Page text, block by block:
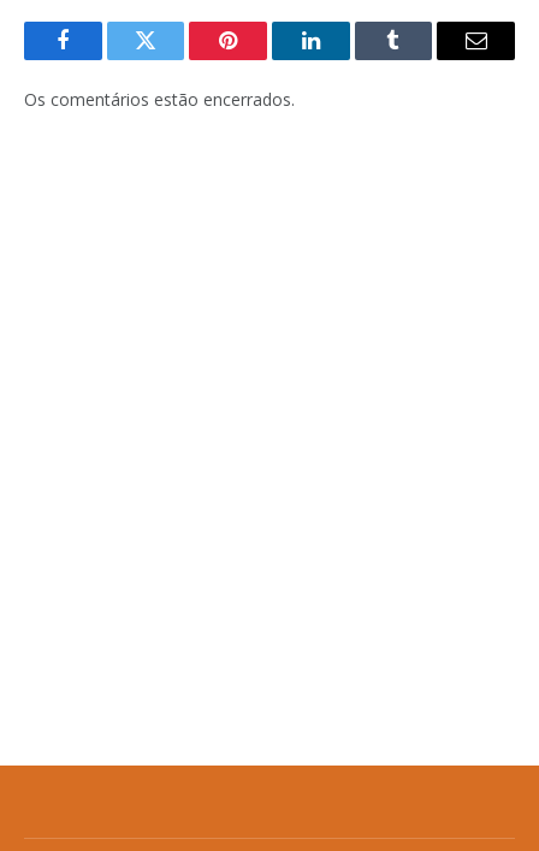
FacebookTwitter Pinterest LinkedInTumblr
E-
Os comentários estão encerrados.